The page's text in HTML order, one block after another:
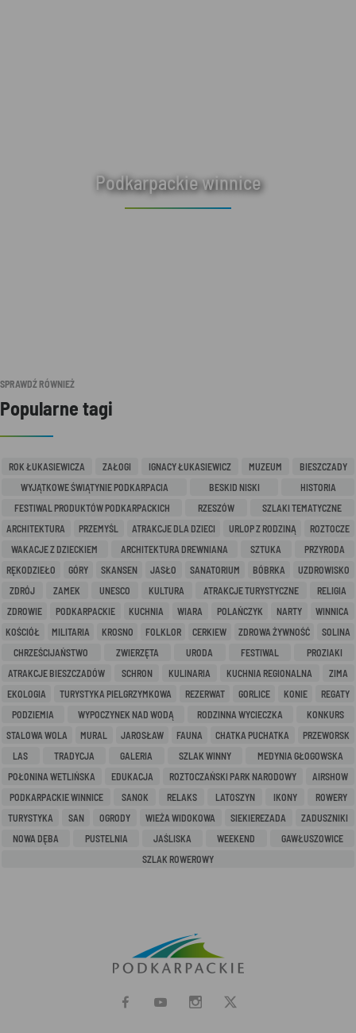
Podkarpackie winnice
SPRAWDŹ RÓWNIEŻ
Popularne tagi
ROK ŁUKASIEWICZA ZAŁOGI IGNACY ŁUKASIEWICZ MUZEUM
BIESZCZADY
WYJĄTKOWE ŚWIĄTYNIE PODKARPACIA
BESKID NISKI
HISTORIA
FESTIWAL PRODUKTÓW PODKARPACKICH
RZESZÓW
SZLAKI TEMATYCZNE
ARCHITEKTURA
PRZEMYŚL ATRAKCJE DLA DZIECI URLOP Z RODZINĄ
ROZTOCZE
WAKACJE Z DZIECKIEM
ARCHITEKTURA DREWNIANA SZTUKA
PRZYRODA
RĘKODZIEŁO
GÓRY SKANSEN JASŁO SANATORIUM BÓBRKA
UZDROWISKO
ZDRÓJ
ZAMEK UNESCO KULTURA ATRAKCJE TURYSTYCZNE
RELIGIA
ZDROWIE
PODKARPACKIE KUCHNIA WIARA POLAŃCZYK NARTY
WINNICA
KOŚCIÓŁ
MILITARIA KROSNO FOLKLOR CERKIEW ZDROWA ŻYWNOŚĆ
SOLINA
CHRZEŚCIJAŃSTWO
ZWIERZĘTA URODA FESTIWAL
PROZIAKI
ATRAKCJE BIESZCZADÓW
SCHRON KULINARIA KUCHNIA REGIONALNA
ZIMA
EKOLOGIA
TURYSTYKA PIELGRZYMKOWA REZERWAT GORLICE KONIE
REGATY
PODZIEMIA
WYPOCZYNEK NAD WODĄ RODZINNA WYCIECZKA
KONKURS
STALOWA WOLA
MURAL JAROSŁAW FAUNA CHATKA PUCHATKA
PRZEWORSK
LAS
TRADYCJA GALERIA SZLAK WINNY
MEDYNIA GŁOGOWSKA
POŁONINA WETLIŃSKA
EDUKACJA ROZTOCZAŃSKI PARK NARODOWY
AIRSHOW
PODKARPACKIE WINNICE
SANOK RELAKS LATOSZYN IKONY
ROWERY
TURYSTYKA
SAN OGRODY WIEŻA WIDOKOWA SIEKIEREZADA
ZADUSZNIKI
NOWA DĘBA
PUSTELNIA JAŚLISKA WEEKEND
GAWŁUSZOWICE
SZLAK ROWEROWY